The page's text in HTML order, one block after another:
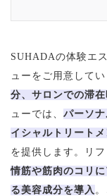
SUHADAの体験エ
ューをご用意してい
分、サロンでの滞
ューでは、 パーソ
イシャルトリートメ
を提供します。リ
情筋や筋肉のコリ
る美容成分を導入